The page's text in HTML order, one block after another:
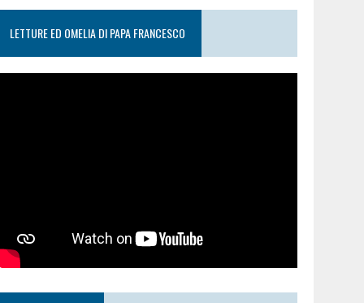
LETTURE ED OMELIA DI PAPA FRANCESCO